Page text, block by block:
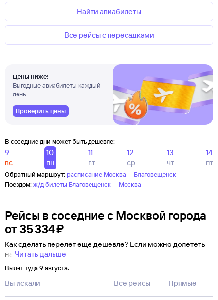
Найти авиабилеты
Все рейсы с пересадками
Цены ниже!
Выгодные авиабилеты каждый
день
Проверить цены
В соседние дни может быть дешевле:
9
вс
10
пн
11
вт
12
ср
13
чт
14
пт
Обратный маршрут: расписание Москва — Благовещенск
Поездом:ж/д билеты Благовещенск — Москва
Рейсы в соседние с Москвой города
от35 ⁠334 ⁠₽
Как сделать перелет еще дешевле? Если можно долететь
на Читать дальше
Вылет туда 9 августа.
Вы искали Все рейсы Прямые